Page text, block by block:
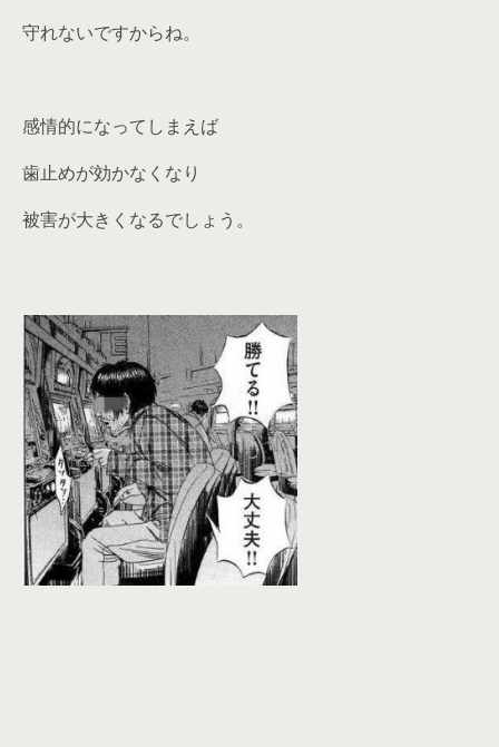
守れないですからね。
感情的になってしまえば
歯止めが効かなくなり
被害が大きくなるでしょう。